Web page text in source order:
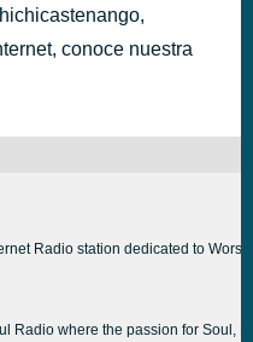
conoce nuestra
Radio station dedicated to
Radio where the passion for Soul,